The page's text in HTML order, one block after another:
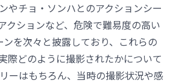
やチョ・ソンハとのアクションシー
クションなど、危険で難易度の高い
を次々と披露しており、これらの
際どのように撮影されたかについて
ーはもちろん、当時の撮影状況や感